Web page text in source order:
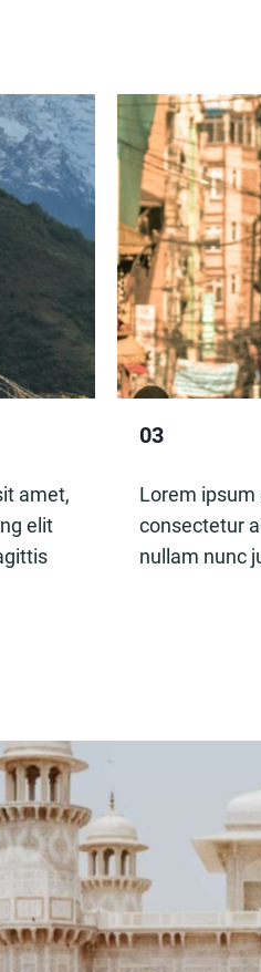
amet,
elit
03
Lorem ipsum
consectetur
nullam nunc